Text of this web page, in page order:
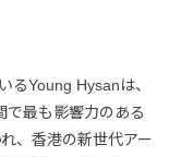
るYoung Hysanは、
で最も影響力のある
、香港の新世代アー